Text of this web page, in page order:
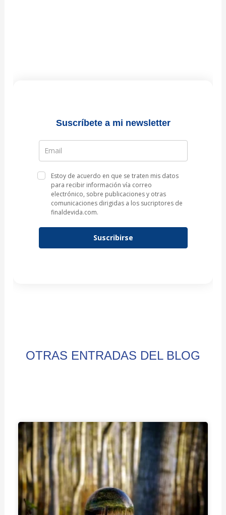
Suscríbete a mi newsletter
Estoy de acuerdo en que se traten mis datos
para recibir información vía correo
electrónico, sobre publicaciones y otras
comunicaciones dirigidas a los sucriptores de
finaldevida.com.
Suscribirse
OTRAS ENTRADAS DEL BLOG